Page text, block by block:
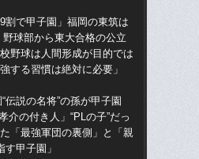
9割で甲子園」福岡の東筑は
野球部から東大合格の公立
野球は人間形成が目的では
する習慣は絶対に必要」
伝説の名将”の孫が甲子園
介の付き人」“PLの子”だっ
「最強軍団の裏側」と「親
甲子園」